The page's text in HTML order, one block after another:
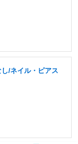
/ネイル・ピアス